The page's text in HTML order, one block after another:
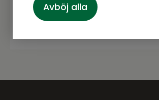
Avböj alla
Prenumerera